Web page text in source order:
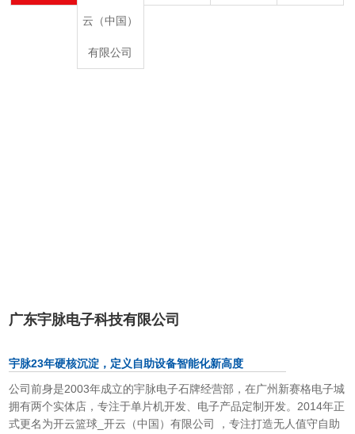
云（中国）
有限公司
广东宇脉电子科技有限公司
宇脉23年硬核沉淀，定义自助设备智能化新高度
公司前身是2003年成立的宇脉电子石牌经营部，在广州新赛格电子城
拥有两个实体店，专注于单片机开发、电子产品定制开发。 2014年正
式更名为开云篮球_开云（中国）有限公司 ，专注打造无人值守自助